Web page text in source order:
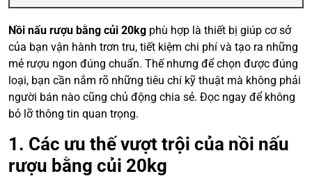
Nồi nấu rượu bằng củi 20kg phù hợp là thiết bị giúp cơ sở
của bạn vận hành trơn tru, tiết kiệm chi phí và tạo ra những
mẻ rượu ngon đúng chuẩn. Thế nhưng để chọn được đúng
loại, bạn cần nắm rõ những tiêu chí kỹ thuật mà không phải
người bán nào cũng chủ động chia sẻ. Đọc ngay để không
bỏ lỡ thông tin quan trọng.
1. Các ưu thế vượt trội của nồi nấu
rượu bằng củi 20kg